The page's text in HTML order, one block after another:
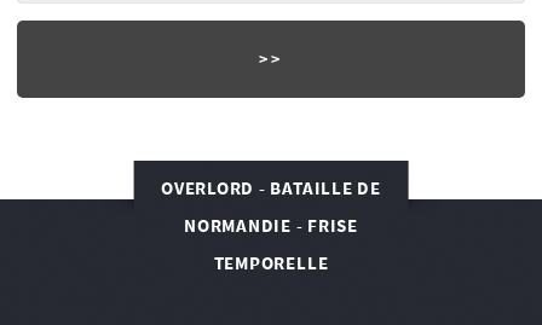
OVERLORD - BATAILLE DE
NORMANDIE - FRISE
TEMPORELLE